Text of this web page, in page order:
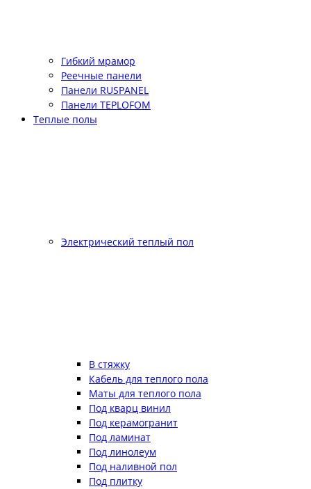
Гибкий мрамор
Реечные панели
Панели RUSPANEL
Панели TEPLOFOM
Теплые полы
Электрический теплый пол
В стяжку
Кабель для теплого пола
Маты для теплого пола
Под кварц винил
Под керамогранит
Под ламинат
Под линолеум
Под наливной пол
Под плитку